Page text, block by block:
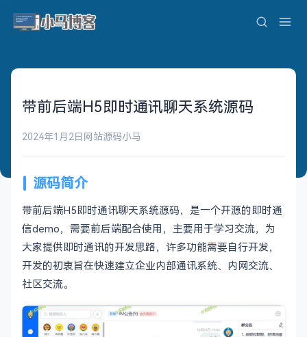
带前后端H5即时通讯聊天系统源码
2024年1月2日 网站源码小马
源码简介
带前后端H5即时通讯聊天系统源码，是一个开源的即时通
信demo，需要前后端配合使用，主要用于学习交流，为
大家提供即时通讯的开发思路，许多功能需要自行开发，
开发的初衷旨在快速建立企业内部通讯系统、内网交流、
社区交流。